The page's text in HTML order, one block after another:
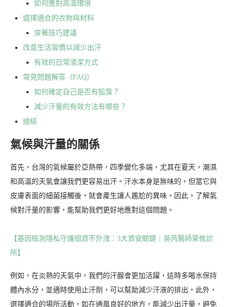
如何應對高溫環境
選擇適合的衣物與材料
穿著技巧建議
改善生活習慣以減少出汗
有效的日常清潔方式
常見問題解答（FAQ）
如何確定自己是否有狐臭？
減少汗量的有效方法有哪些？
總結
氣候與汗量的關係
首先，台灣的氣候屬於亞熱帶，四季變化多端，尤其在夏天，潮濕
和高溫的天氣會讓我們更容易出汗。汗水本身是無味的，但當它與
皮膚表面的細菌接觸後，就會產生讓人尷尬的異味。因此，了解氣
候對汗量的影響，能幫助我們更好地應對這個問題。
【基因檢測隱私守護個資不外洩：3大資安關鍵｜吳芮醫師萊攸診
所】
例如，在炎熱的天氣中，我們的汗腺會更加活躍，這時多喝水保持
體內水分，並適時使用止汗劑，可以幫助減少汗液的排出。此外，
選擇適合的場所活動，如在通風良好的地方，能減少出汗量，避免